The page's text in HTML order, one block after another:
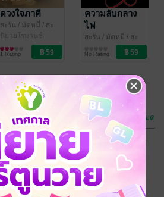
ดวงใจภาคี
สะรัน / มัดหมี่ / สะ
รัน
นิยายโรมานซ์
1 Rating
ความลับกลาง
ไฟ
สะรัน / มัดหมี่ / สะ
นิยายโรมานซ์
No Rating
กรุณาเข้าสู่
ระบบก่อน
ดูทั้งหมด